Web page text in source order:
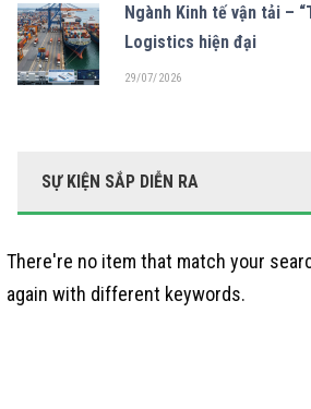
Ngành Kinh tế vận tải –
Logistics hiện đại
29/07/2026
SỰ KIỆN SẮP DIỄN RA
There're no item that match your
again with different keywords.